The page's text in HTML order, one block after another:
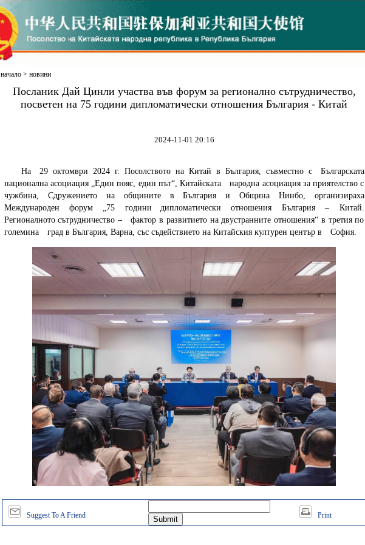
начало> новини
Посланик Дай Цинли участва във форум за регионално сътрудничество,
посветен на 75 години дипломатически отношения България - Китай
2024-11-01 20:16
На 29 октомври 2024 г. Посолството на Китай в България, съвместно с Българската
национална асоциация „Един пояс, един път“, Китайската народна асоциация за приятелство с
чужбина, Сдружението на общините в България и Община Нинбо, организираха
Международен форум „75 години дипломатически отношения България – Китай.
Регионалното сътрудничество – фактор в развитието на двустранните отношения“ в третия по
големина град в България, Варна, със съдействието на Китайския културен център в София.
Suggest To A Friend Print